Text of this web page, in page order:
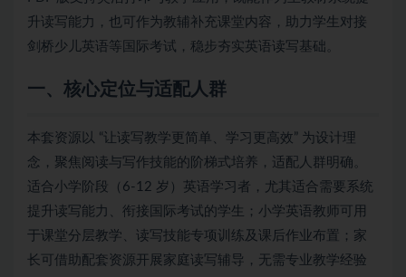
升读写能力，也可作为教辅补充课堂内容，助力学生对接
剑桥少儿英语等国际考试，稳步夯实英语读写基础。
一、核心定位与适配人群
本套资源以 “让读写教学更简单、学习更高效” 为设计理
念，聚焦阅读与写作技能的阶梯式培养，适配人群明确。
适合小学阶段（6-12 岁）英语学习者，尤其适合需要系统
提升读写能力、衔接国际考试的学生；小学英语教师可用
于课堂分层教学、读写技能专项训练及课后作业布置；家
长可借助配套资源开展家庭读写辅导，无需专业教学经验